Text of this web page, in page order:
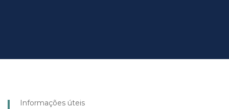
Informações úteis